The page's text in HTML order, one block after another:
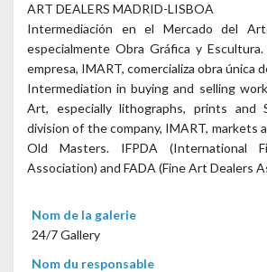
ART DEALERS MADRID-LISBOA
Intermediación en el Mercado del
especialmente Obra Gráfica y
empresa, IMART, comercializa obra única
Intermediation in buying and selling
Art, especially lithographs, prints and
division of the company, IMART, markets
Old Masters. IFPDA (International
Association) and FADA (Fine Art Dealers
Nom de la galerie
24/7 Gallery
Nom du responsable